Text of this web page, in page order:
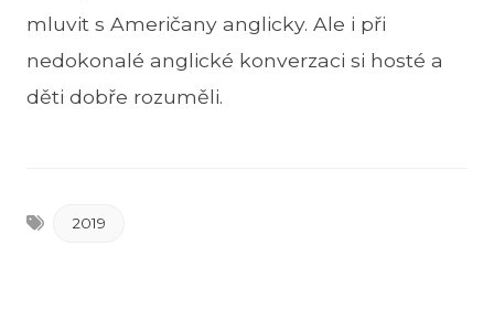
mluvit s Američany anglicky. Ale i při
nedokonalé anglické konverzaci si hosté a
děti dobře rozuměli.
2019